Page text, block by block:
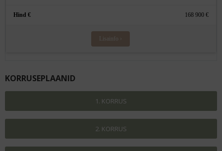
168 900 €
Lisainfo ›
KORRUSEPLAANID
1. KORRUS
2. KORRUS